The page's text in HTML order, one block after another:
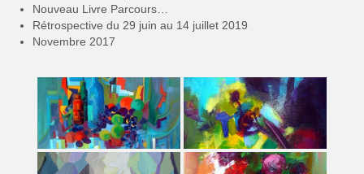
Nouveau Livre Parcours…
Rétrospective du 29 juin au 14 juillet 2019
Novembre 2017